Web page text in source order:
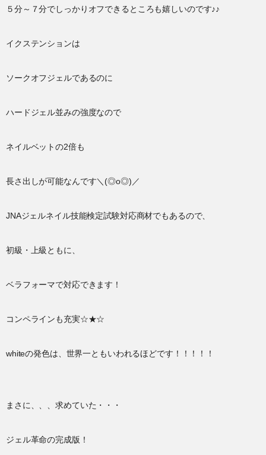
５分～７分でしっかりオフできるところも嬉しいのです♪♪
イクステンションは
ソークオフジェルであるのに
ハードジェル並みの強度なので
ネイルベットの2倍も
長さ出しが可能なんです＼(◎o◎)／
JNAジェルネイル技能検定試験対応商材でもあるので、
初級・上級ともに、
ベラフォーマで対応できます！
コンペラインも充実☆★☆
whiteの発色は、世界一ともいわれるほどです！！！！！
まさに、、、求めていた・・・
ジェル革命の完成版！